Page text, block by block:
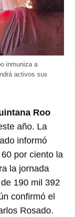
inmuniza a
activos sus
Roo
año. La
informó
por ciento la
la jornada
190 mil 392
confirmó el
Rosado.